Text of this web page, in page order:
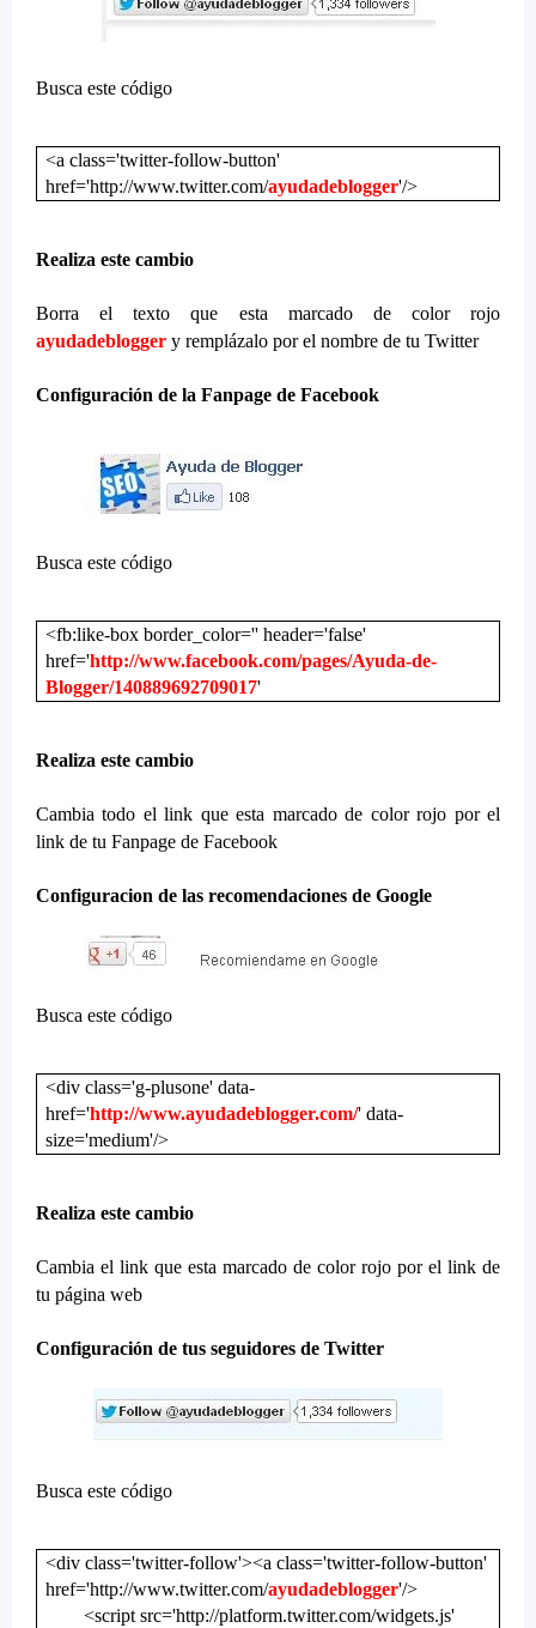
Busca este código
<a class='twitter-follow-button'
href='http://www.twitter.com/ayudadeblogger'/>
Realiza este cambio
Borra el texto que esta marcado de color rojo
ayudadeblogger y remplázalo por el nombre de tu Twitter
Configuración de la Fanpage de Facebook
Busca este código
<fb:like-box border_color='' header='false'
href='http://www.facebook.com/pages/Ayuda-de-
Blogger/140889692709017'
Realiza este cambio
Cambia todo el link que esta marcado de color rojo por el
link de tu Fanpage de Facebook
Configuracion de las recomendaciones de Google
Busca este código
<div class='g-plusone' data-
href='http://www.ayudadeblogger.com/' data-
size='medium'/>
Realiza este cambio
Cambia el link que esta marcado de color rojo por el link de
tu página web
Configuración de tus seguidores de Twitter
Busca este código
<div class='twitter-follow'><a class='twitter-follow-button'
href='http://www.twitter.com/ayudadeblogger'/>
<script src='http://platform.twitter.com/widgets.js'